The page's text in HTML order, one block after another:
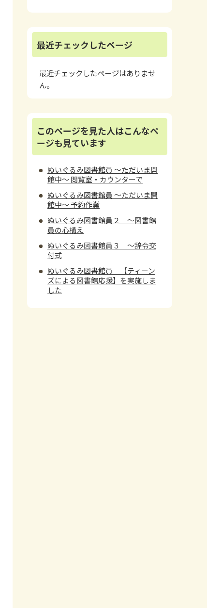
最近チェックしたページ
最近チェックしたページはありませ
ん。
このページを見た人はこんなペ
ージも見ています
ぬいぐるみ図書館員 ～ただいま開
館中～ 閲覧室・カウンターで
ぬいぐるみ図書館員 ～ただいま開
館中～ 予約作業
ぬいぐるみ図書館員２ ～図書館
員の心構え
ぬいぐるみ図書館員３ ～辞令交
付式
ぬいぐるみ図書館員 【ティーン
ズによる図書館応援】を実施しま
した